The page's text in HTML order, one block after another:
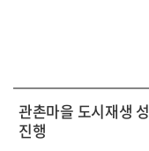
관촌마을 도시재생
진행